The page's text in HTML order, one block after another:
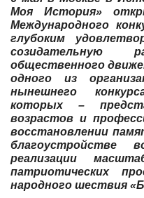
Моя История»
Международного
глубоким
созидательную
общественного
одного из
нынешнего
которых –
возрастов и
восстановлении
благоустройстве
реализации
патриотических
народного шествия